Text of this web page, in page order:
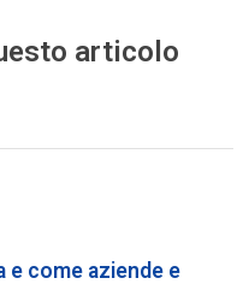
articolo
e come aziende e